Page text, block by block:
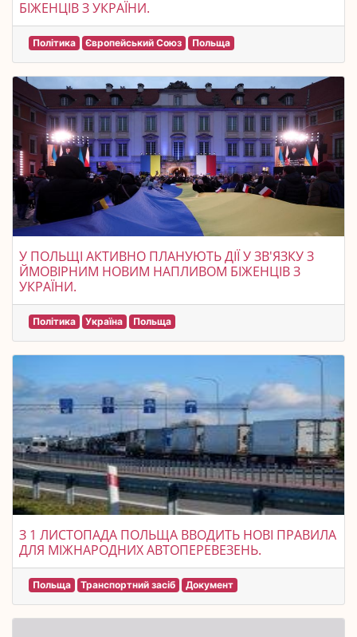
БІЖЕНЦІВ З УКРАЇНИ.
Політика Європейський Союз Польща
У ПОЛЬЩІ АКТИВНО ПЛАНУЮТЬ ДІЇ У ЗВ'ЯЗКУ З
ЙМОВІРНИМ НОВИМ НАПЛИВОМ БІЖЕНЦІВ З
УКРАЇНИ.
Політика Україна Польща
З 1 ЛИСТОПАДА ПОЛЬЩА ВВОДИТЬ НОВІ ПРАВИЛА
ДЛЯ МІЖНАРОДНИХ АВТОПЕРЕВЕЗЕНЬ.
Польща Транспортний засіб Документ